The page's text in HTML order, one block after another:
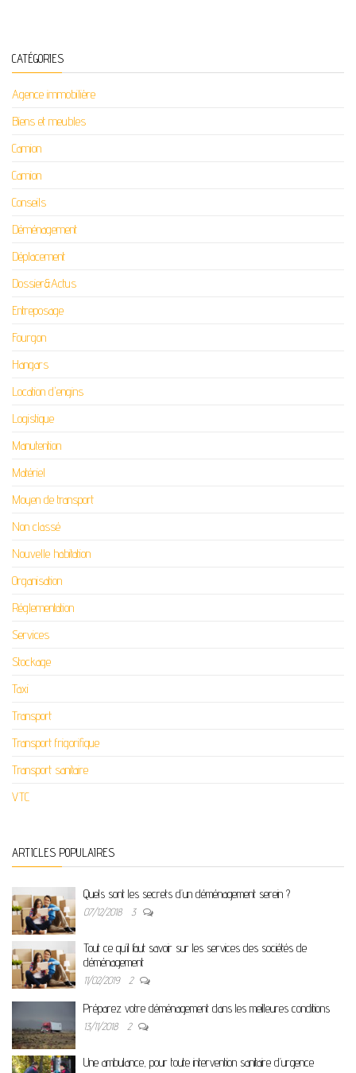
CATÉGORIES
Agence immobilière
Biens et meubles
Camion
Camion
Conseils
Déménagement
Déplacement
Dossier&Actus
Entreposage
Fourgon
Hangars
Location d'engins
Logistique
Manutention
Matériel
Moyen de transport
Non classé
Nouvelle habitation
Organisation
Réglementation
Services
Stockage
Taxi
Transport
Transport frigorifique
Transport sanitaire
VTC
ARTICLES POPULAIRES
Quels sont les secrets d’un déménagement serein ?
07/12/2018 3
Tout ce qu’il faut savoir sur les services des sociétés de
déménagement
11/02/2019 2
Préparez votre déménagement dans les meilleures conditions
13/11/2018 2
Une ambulance, pour toute intervention sanitaire d’urgence